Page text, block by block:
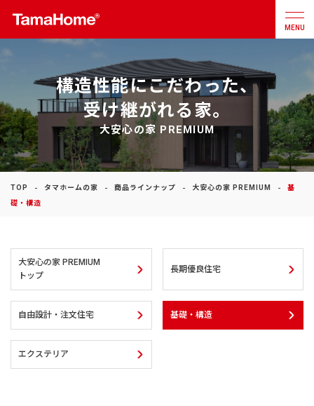
店舗検索 カタログ お問合せ
注文住宅
不動産事業
建築実例
生活サービス・
MENU
構造性能にこだわった、
受け継がれる家。
大安心の家 PREMIUM
TOP タマホームの家 商品ラインナップ 大安心の家 PREMIUM
基
礎・構造
大安心の家 PREMIUM
トップ
長期優良住宅
自由設計・注文住宅 基礎・構造
エクステリア